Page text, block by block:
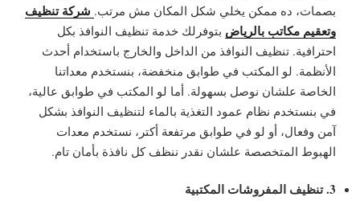
بصمات، ده ممكن يخلي شكل المكان مش مرتب. شركة تنظيف
وتعقيم مكاتب بالرياض بتوفرلك خدمة تنظيف النوافذ بكل
احترافية. تنظيف النوافذ من الداخل والخارج باستخدام أحدث
الأنظمة. لو المكتب في طوابق منخفضة، بنستخدم معداتنا
الخاصة علشان نوصل بسهولة. أما لو المكتب في طوابق عالية،
في بنستخدم نظام عمود التغذية بالماء لتنظيف النوافذ بشكل
آمن وفعال، أو لو في طوابق مرتفعة أكتر، نستخدم معدات
الهبوط المتخصصة علشان نقدر ننظف كل نافذة بأمان تام.
3. تنظيف المفروشات المكتبية